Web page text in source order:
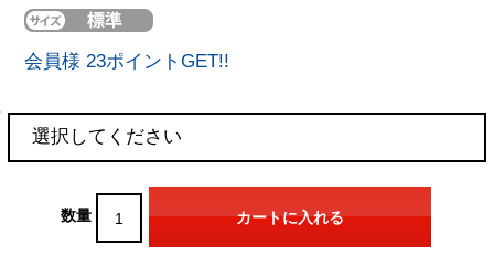
会員様 23ポイントGET!!
数量